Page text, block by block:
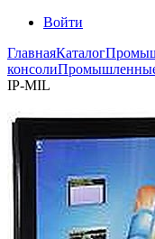
Войти
ГлавнаяКаталог
консоли
IP-MIL